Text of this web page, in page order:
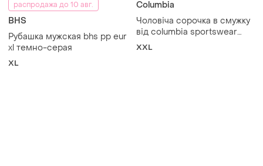
распродажа до 10 авг.
BHS
Рубашка мужская bhs pp eur
xl темно-серая
XL
Columbia
Чоловіча сорочка в смужку
від columbia sportswear
company
XXL